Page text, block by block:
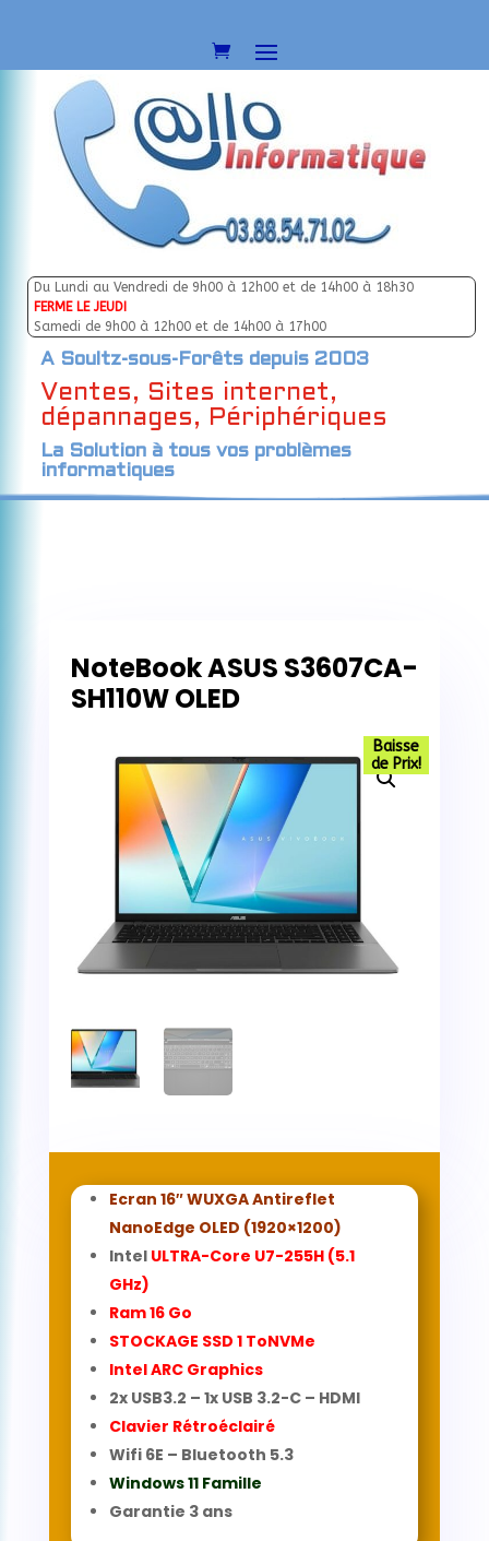
Du Lundi au Vendredi de 9h00 à 12h00 et de 14h00 à 18h30
FERME LE JEUDI
Samedi de 9h00 à 12h00 et de 14h00 à 17h00
A Soultz-sous-Forêts depuis 2003
Ventes, Sites internet,
dépannages, Périphériques
La Solution à tous vos problèmes
informatiques
NoteBook ASUS S3607CA-
SH110W OLED
Baisse
de Prix!
Ecran 16″ WUXGA Antireflet
NanoEdge OLED (1920×1200)
Intel ULTRA-Core U7-255H(5.1
GHz)
Ram 16 Go
STOCKAGE SSD 1 ToNVMe
Intel ARC Graphics
2x USB3.2 – 1x USB 3.2-C – HDMI
Clavier Rétroéclairé
Wifi 6E – Bluetooth 5.3
Windows 11 Famille
Garantie 3 ans